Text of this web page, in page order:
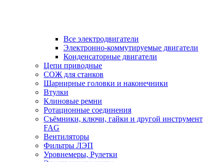
Все электродвигатели
Электронно-коммутируемые двигатели
Конденсаторные двигатели
Цепи приводные
СОЖ для станков
Шарнирные головки и наконечники
Втулки
Клиновые ремни
Ротационные соединения
Съёмники, ключи, гайки и другой инструмент
FAG
Вентиляторы
Фильтры ЛЭП
Уровнемеры, Рулетки